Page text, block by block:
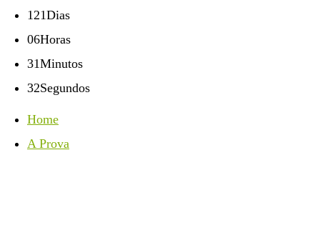
121Dias
06Horas
31Minutos
31Segundos
Home
A Prova